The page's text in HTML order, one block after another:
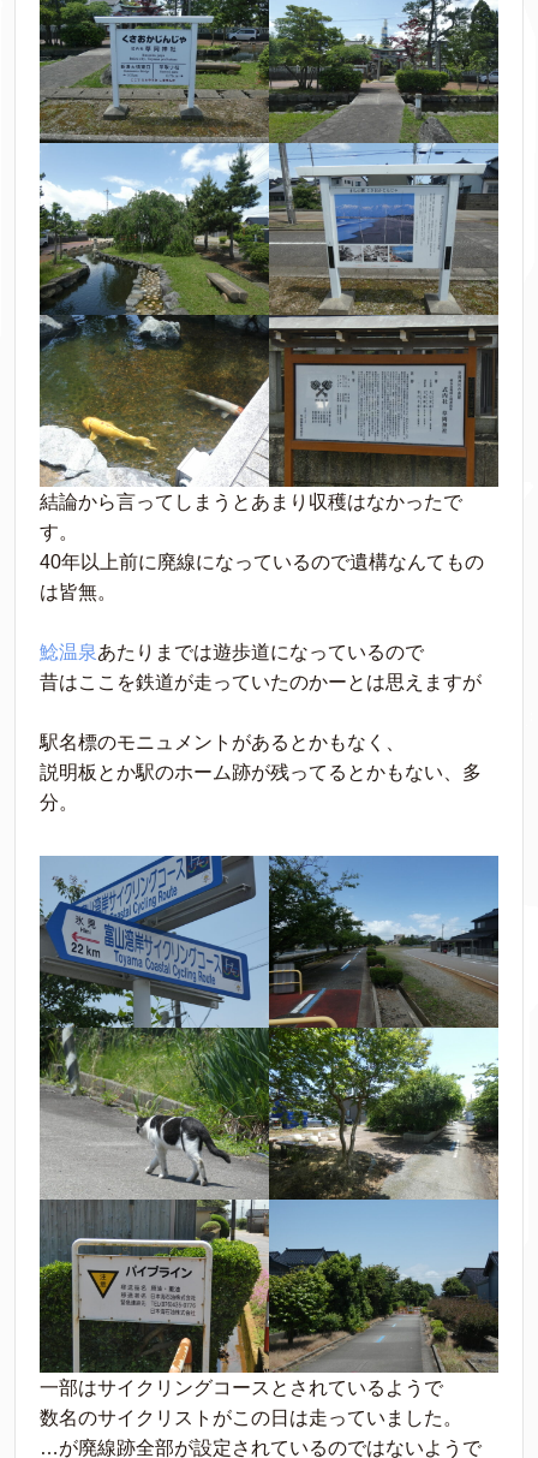
結論から言ってしまうとあまり収穫はなかったで
す。
40年以上前に廃線になっているので遺構なんてもの
は皆無。
鯰温泉あたりまでは遊歩道になっているので
昔はここを鉄道が走っていたのかーとは思えますが
駅名標のモニュメントがあるとかもなく、
説明板とか駅のホーム跡が残ってるとかもない、多
分。
一部はサイクリングコースとされているようで
数名のサイクリストがこの日は走っていました。
…が廃線跡全部が設定されているのではないようで